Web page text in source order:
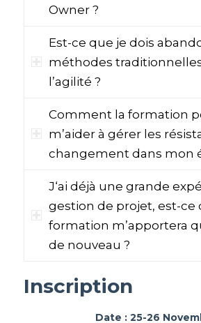
Owner ?
Est-ce que je dois
méthodes
l’agilité ?
Comment la formation
m’aider à gérer les
changement dans mon
J‘ai déjà une grande
gestion de projet, est-ce
formation m’apportera
de nouveau ?